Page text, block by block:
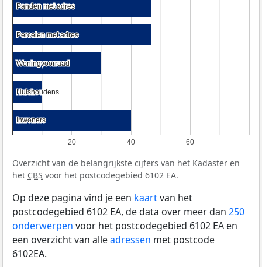
20 40 60
Panden met adres
Panden met adres
Percelen met adres
Percelen met adres
Woningvoorraad
Woningvoorraad
Huishoudens
Huishoudens
Inwoners
Inwoners
Overzicht van de belangrijkste cijfers van het Kadaster en
het CBS voor het postcodegebied 6102 EA.
Op deze pagina vind je een kaartvan het
postcodegebied 6102 EA, de data over meer dan 250
onderwerpen voor het postcodegebied 6102 EA en
een overzicht van alleadressen met postcode
6102EA.